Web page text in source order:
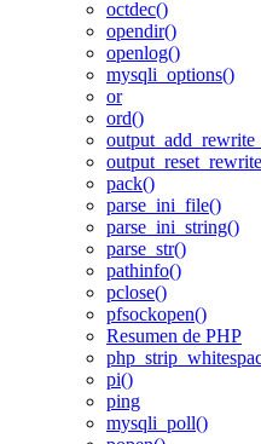
octdec()
opendir()
openlog()
mysqli_options()
or
ord()
pack()
parse_ini_file()
parse_ini_string()
parse_str()
pathinfo()
pclose()
pfsockopen()
Resumen de PHP
pi()
ping
mysqli_poll()